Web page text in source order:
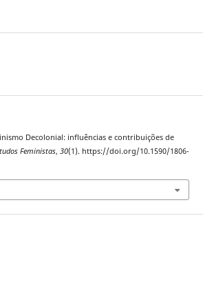
Decolonial: influências e contribuições de
Feministas, 30(1). https://doi.org/10.1590/1806-